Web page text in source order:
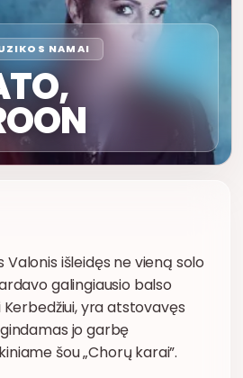
NAMAI
Valonis išleidęs ne vieną solo
galingiausio balso
Kerbedžiui, yra atstovavęs
jo garbę
šou „Chorų karai”.